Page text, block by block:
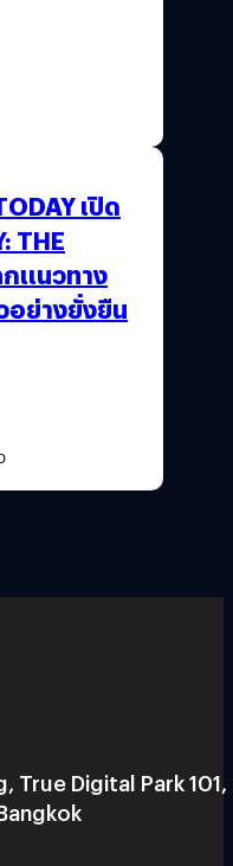
เปิด
THE
กแนวทาง
อย่างยั่งยืน
True Digital Park 101,